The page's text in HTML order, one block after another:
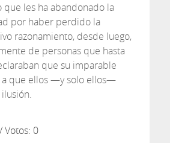
les ha abandonado la
por haber perdido la
razonamiento, desde luego,
de personas que hasta
que su imparable
a que ellos —y solo ellos—
Votos: 0